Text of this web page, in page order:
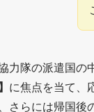
力隊の派遣国の
に焦点を当て、
、さらには帰国